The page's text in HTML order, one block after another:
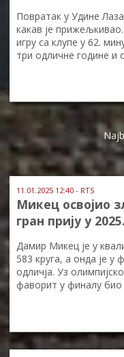
Повратак у Удине
какав је
игру са клупе у 62.
три одличне године и
11.01.2025 12:40 - RTS
Микец освојио
гран прију у
Дамир Микец је у
583 круга, а онда је у
одличја. Уз
фаворит у финалу